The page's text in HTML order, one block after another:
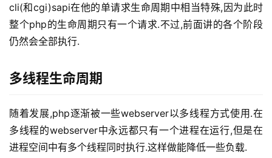
cli(和cgi)sapi在他的单请求生命周期中相当特殊,因为此时
整个php的生命周期只有一个请求.不过,前面讲的各个阶段
仍然会全部执行.
多线程生命周期
随着发展,php逐渐被一些webserver以多线程方式使用.在
多线程的webserver中永远都只有一个进程在运行,但是在
进程空间中有多个线程同时执行.这样做能降低一些负载.